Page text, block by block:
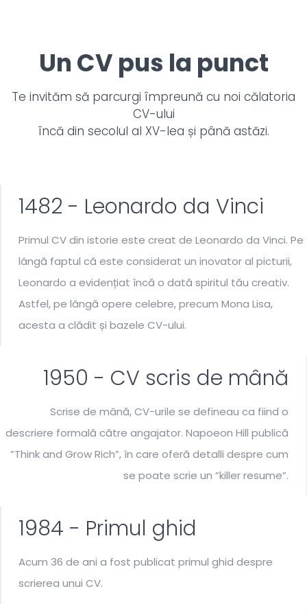
Un CV pus la punct
Te invităm să parcurgi împreună cu noi călatoria
CV-ului
încă din secolul al XV-lea și până astăzi.
1482 - Leonardo da Vinci
Primul CV din istorie este creat de Leonardo da Vinci. Pe
lângă faptul că este considerat un inovator al picturii,
Leonardo a evidențiat încă o dată spiritul tău creativ.
Astfel, pe lângă opere celebre, precum Mona Lisa,
acesta a clădit și bazele CV-ului.
1950 - CV scris de mână
Scrise de mână, CV-urile se defineau ca fiind o
descriere formală către angajator. Napoeon Hill publică
”Think and Grow Rich”, în care oferă detalli despre cum
se poate scrie un ”killer resume”.
1984 - Primul ghid
Acum 36 de ani a fost publicat primul ghid despre
scrierea unui CV.